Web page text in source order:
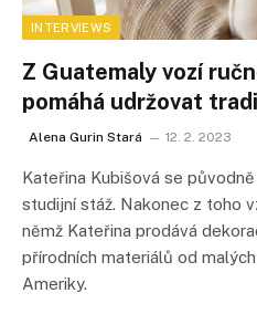
INTERVIEWS
Z Guatemaly vozí
pomáhá udržovat
Alena Gurin Stará 12. 2. 2023
Kateřina Kubišová se
studijní stáž. Nakonec z toho
němž Kateřina prodává
přírodních materiálů od
Ameriky.